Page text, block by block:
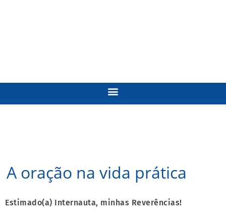
A oração na vida prática
Estimado(a) Internauta, minhas Reverências!